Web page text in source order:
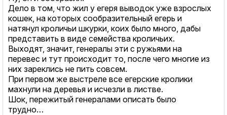
Дело в том, что жил у егеря выводок уже взрослых
кошек, на которых сообразительный егерь и
натянул кроличьи шкурки, коих было много, дабы
представить в виде семейства кроличьих.
Выходят, значит, генералы эти с ружьями на
перевес и тут происходит то, после чего многие из
них зареклись не пить совсем.
При первом же выстреле все егерские кролики
махнули на деревья и исчезли в листве.
Шок, пережитый генералами описать было
трудно…